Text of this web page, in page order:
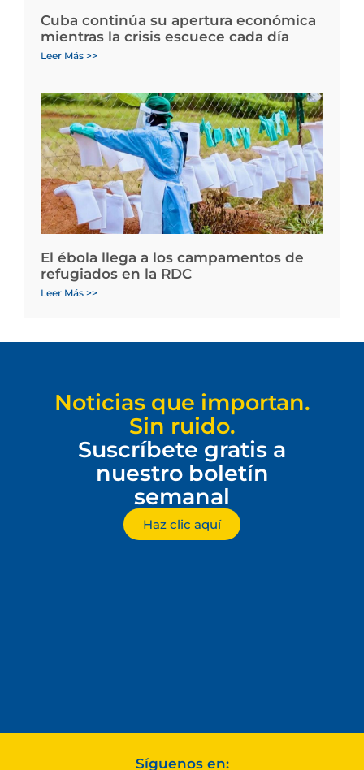
Cuba continúa su apertura económica
mientras la crisis escuece cada día
Leer Más >>
El ébola llega a los campamentos de
refugiados en la RDC
Leer Más >>
Noticias que importan.
Sin ruido.
Suscríbete gratis a
nuestro boletín
semanal
Haz clic aquí
Síguenos en: